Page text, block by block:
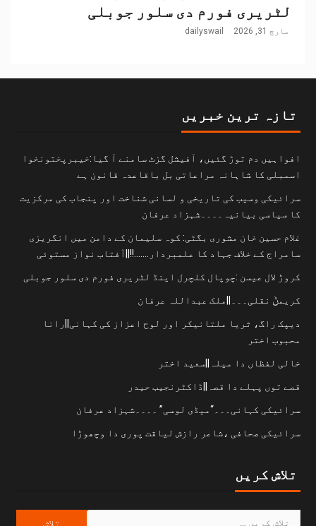
لٹریری فورم دی سلور جوبلی
مارچ 31, 2026 dailyswail
تازہ ترین خبریں
افواہیں دم توڑ گئیں، آفیشل گزٹ سامنے آ گیا:خیبرپختونخوا
اسمبلی کا شاہانہ مراعاتی بل باقاعدہ قانون ہے
سرائیکی وسیب کی تاریخی و لسانی شناخت اور پنجاب کی مرکزیت
کا سیاسی بیانیہ۔۔۔۔شہزاد عرفان
غلام حسین خان مشوری بگٹی: کوہ سلیمان کے دامن میں انگریزی
سامراج کے خلاف جہاد کا علمبردار…….!!||آفتاب نواز مستوئی
کروڑ لال عیسن :چوپال کلچرل اینڈ لٹریری فورم دی سلور جوبلی
کریمݨ نقلی۔۔۔||ملک عبداللہ عرفان
دیپک راگ، ثریا ملتانیکر اور لوح اعزاز کی کہانی||رانا
محبوب اختر
خالی لفظاں دا میلہ||سعید اختر
قصے توں پہلے دا قصہ||ڈاکٹرنجیب حیدر
سرائیکی کہانی۔۔۔“میڈی لوسی” ۔۔۔۔شہزاد عرفان
سرائیکی صحافی ،شاعر رازش لیاقت پوری دا وچھوڑا
تلاش کریں